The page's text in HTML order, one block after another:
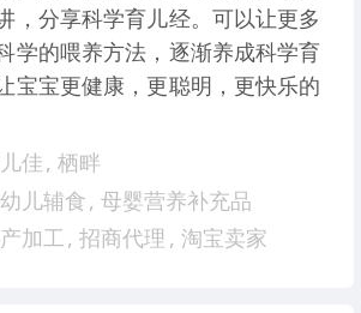
，分享科学育儿经。可以让更多
学的喂养方法，逐渐养成科学育
宝宝更健康，更聪明，更快乐的
佳, 栖畔
儿辅食, 母婴营养补充品
加工, 招商代理 , 淘宝卖家